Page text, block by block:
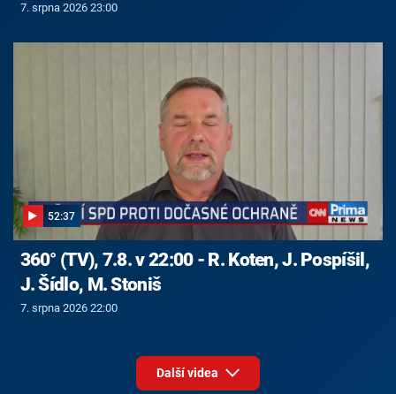
7. srpna 2026 23:00
52:37
360° (TV), 7.8. v 22:00 - R. Koten, J. Pospíšil,
J. Šídlo, M. Stoniš
7. srpna 2026 22:00
Další videa